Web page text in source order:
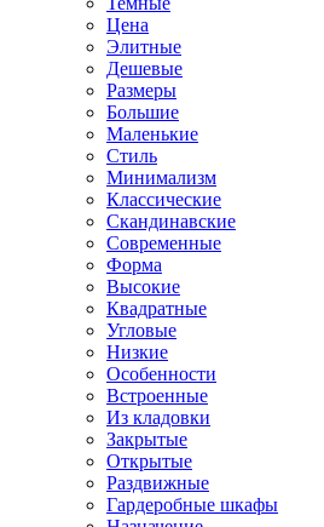
Цена
Элитные
Дешевые
Размеры
Большие
Маленькие
Стиль
Минимализм
Классические
Скандинавские
Современные
Форма
Высокие
Квадратные
Угловые
Низкие
Особенности
Встроенные
Из кладовки
Закрытые
Открытые
Раздвижные
Гардеробные шкафы